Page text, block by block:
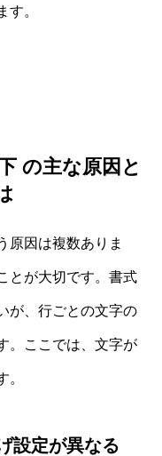
す。
の主な原因と
原因は複数ありま
とが大切です。書式
が、行ごとの文字の
。ここでは、文字が
。
設定が異なる